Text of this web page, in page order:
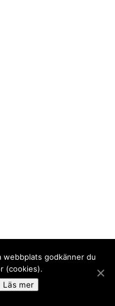
Cookies |
webbplats godkänner du
(cookies).
Läs mer